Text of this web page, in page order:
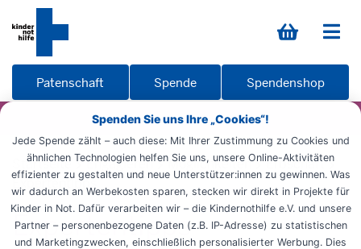
Spenden Sie uns Ihre „Cookies“!
Jede Spende zählt – auch diese: Mit Ihrer Zustimmung zu Cookies und
ähnlichen Technologien helfen Sie uns, unsere Online-Aktivitäten
effizienter zu gestalten und neue Unterstützer:innen zu gewinnen. Was
wir dadurch an Werbekosten sparen, stecken wir direkt in Projekte für
Kinder in Not. Dafür verarbeiten wir – die Kindernothilfe e.V. und unsere
Partner – personenbezogene Daten (z.B. IP-Adresse) zu statistischen
und Marketingzwecken, einschließlich personalisierter Werbung. Dies
Patenschaft Spende Spendenshop
Startseite Engagieren Möglichkeiten
Erbschaft
Expertentipps
Expertentipps